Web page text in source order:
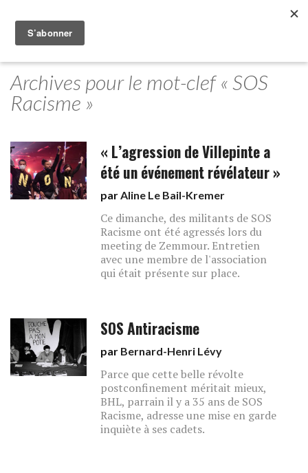
Archives pour le mot-clef « SOS
Racisme »
« L’agression de Villepinte a
été un événement révélateur »
parAline Le Bail-Kremer
Ce dimanche, des militants de SOS
Racisme ont été agressés lors du
meeting de Zemmour. Entretien
avec une membre de l'association
qui était présente sur place.
SOS Antiracisme
par Bernard-Henri Lévy
Parce que cette belle révolte
postconfinement méritait mieux,
BHL, parrain il y a 35 ans de SOS
Racisme, adresse une mise en garde
inquiète à ses cadets.